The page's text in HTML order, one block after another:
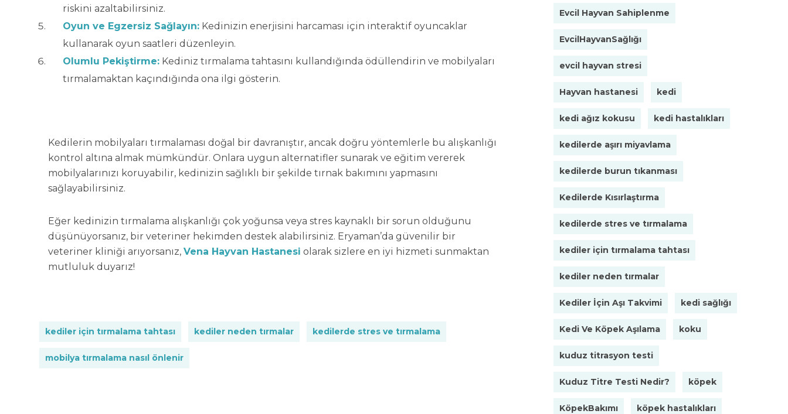
riskini azaltabilirsiniz.
Oyun ve Egzersiz Sağlayın: Kedinizin enerjisini harcaması için interaktif oyuncaklar
kullanarak oyun saatleri düzenleyin.
Olumlu Pekiştirme: Kediniz tırmalama tahtasını kullandığında ödüllendirin ve mobilyaları
tırmalamaktan kaçındığında ona ilgi gösterin.
Kedilerin mobilyaları tırmalaması doğal bir davranıştır, ancak doğru yöntemlerle bu alışkanlığı
kontrol altına almak mümkündür. Onlara uygun alternatifler sunarak ve eğitim vererek
mobilyalarınızı koruyabilir, kedinizin sağlıklı bir şekilde tırnak bakımını yapmasını
sağlayabilirsiniz.
Eğer kedinizin tırmalama alışkanlığı çok yoğunsa veya stres kaynaklı bir sorun olduğunu
düşünüyorsanız, bir veteriner hekimden destek alabilirsiniz. Eryaman’da güvenilir bir
veteriner kliniği arıyorsanız, Vena Hayvan Hastanesi olarak sizlere en iyi hizmeti sunmaktan
mutluluk duyarız!
kediler için tırmalama tahtası kediler neden tırmalar kedilerde stres ve tırmalama
mobilya tırmalama nasıl önlenir
Evcil Hayvan Sahiplenme
EvcilHayvanSağlığı
evcil hayvan stresi
Hayvan hastanesi kedi
kedi ağız kokusu kedi hastalıkları
kedilerde aşırı miyavlama
kedilerde burun tıkanması
Kedilerde Kısırlaştırma
kedilerde stres ve tırmalama
kediler için tırmalama tahtası
kediler neden tırmalar
Kediler İçin Aşı Takvimi kedi sağlığı
Kedi Ve Köpek Aşılama koku
kuduz titrasyon testi
Kuduz Titre Testi Nedir? köpek
KöpekBakımı köpek hastalıkları